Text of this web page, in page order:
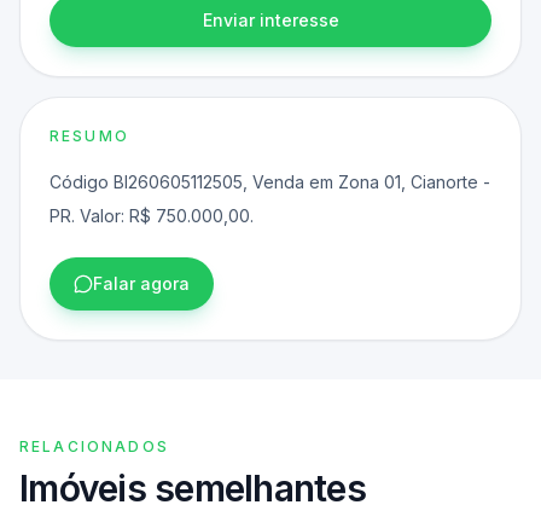
Enviar interesse
RESUMO
Código BI260605112505, Venda em Zona 01, Cianorte -
PR. Valor: R$ 750.000,00.
Falar agora
RELACIONADOS
Imóveis semelhantes